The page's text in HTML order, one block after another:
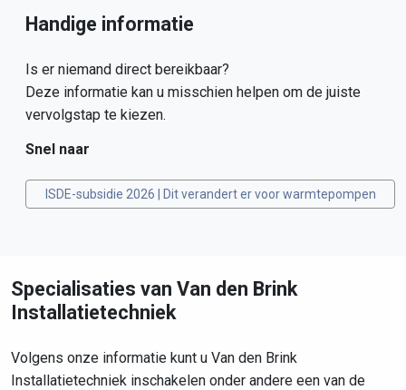
Handige informatie
Is er niemand direct bereikbaar?
Deze informatie kan u misschien helpen om de juiste
vervolgstap te kiezen.
Snel naar
ISDE-subsidie 2026 | Dit verandert er voor warmtepompen
Specialisaties van Van den Brink
Installatietechniek
Volgens onze informatie kunt u Van den Brink
Installatietechniek inschakelen onder andere een van de